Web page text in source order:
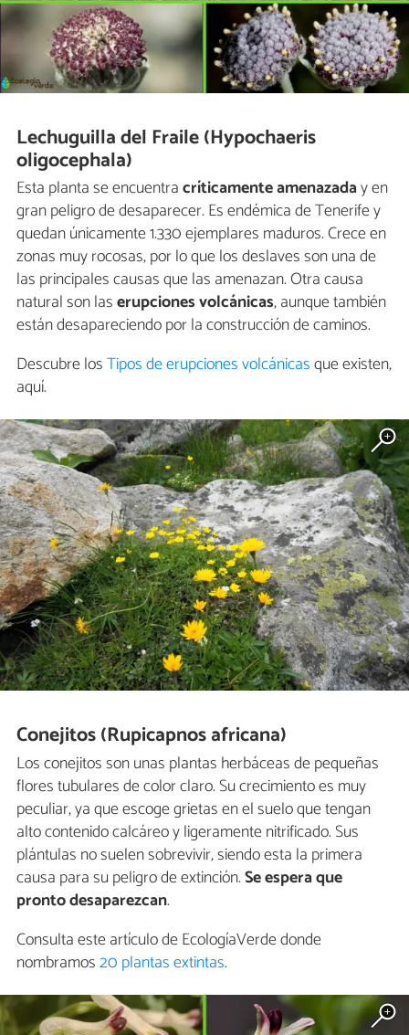
Lechuguilla del Fraile (Hypochaeris
oligocephala)
Esta planta se encuentracríticamente amenazaday en
gran peligro de desaparecer. Es endémica de Tenerife y
quedan únicamente 1.330 ejemplares maduros. Crece en
zonas muy rocosas, por lo que los deslaves son una de
las principales causas que las amenazan. Otra causa
natural son laserupciones volcánicas, aunque también
están desapareciendo por la construcción de caminos.
Descubre losTipos de erupciones volcánicasque existen,
aquí.
Conejitos (Rupicapnos africana)
Los conejitos son unas plantas herbáceas de pequeñas
flores tubulares de color claro. Su crecimiento es muy
peculiar, ya que escoge grietas en el suelo que tengan
alto contenido calcáreo y ligeramente nitrificado. Sus
plántulas no suelen sobrevivir, siendo esta la primera
causa para su peligro de extinción.Se espera que
pronto desaparezcan.
Consulta este artículo de EcologíaVerde donde
nombramos20 plantas extintas.